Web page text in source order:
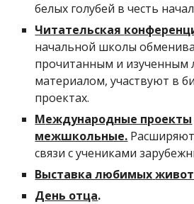
белых голубей в честь
Читательская
начальной школы
прочитанным и изученным
материалом, участвуют в
проектах.
Международные проекты
межшкольные.
связи с учениками
Выставка любимых
День отца.